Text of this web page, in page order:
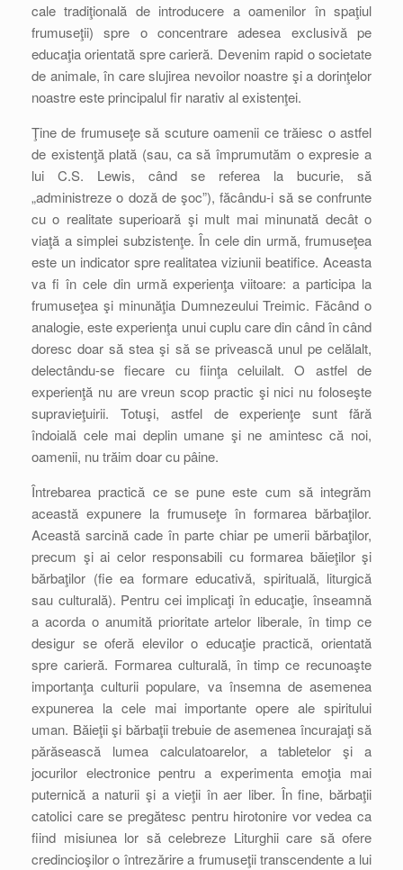
cale tradiţională de introducere a oamenilor în spaţiul
frumuseţii) spre o concentrare adesea exclusivă pe
educaţia orientată spre carieră. Devenim rapid o societate
de animale, în care slujirea nevoilor noastre şi a dorinţelor
noastre este principalul fir narativ al existenţei.
Ţine de frumuseţe să scuture oamenii ce trăiesc o astfel
de existenţă plată (sau, ca să împrumutăm o expresie a
lui C.S. Lewis, când se referea la bucurie, să
„administreze o doză de şoc”), făcându-i să se confrunte
cu o realitate superioară şi mult mai minunată decât o
viaţă a simplei subzistenţe. În cele din urmă, frumuseţea
este un indicator spre realitatea viziunii beatifice. Aceasta
va fi în cele din urmă experienţa viitoare: a participa la
frumuseţea şi minunăţia Dumnezeului Treimic. Făcând o
analogie, este experienţa unui cuplu care din când în când
doresc doar să stea şi să se privească unul pe celălalt,
delectându-se fiecare cu fiinţa celuilalt. O astfel de
experienţă nu are vreun scop practic şi nici nu foloseşte
supravieţuirii. Totuşi, astfel de experienţe sunt fără
îndoială cele mai deplin umane şi ne amintesc că noi,
oamenii, nu trăim doar cu pâine.
Întrebarea practică ce se pune este cum să integrăm
această expunere la frumuseţe în formarea bărbaţilor.
Această sarcină cade în parte chiar pe umerii bărbaţilor,
precum şi ai celor responsabili cu formarea băieţilor şi
bărbaţilor (fie ea formare educativă, spirituală, liturgică
sau culturală). Pentru cei implicaţi în educaţie, înseamnă
a acorda o anumită prioritate artelor liberale, în timp ce
desigur se oferă elevilor o educaţie practică, orientată
spre carieră. Formarea culturală, în timp ce recunoaşte
importanţa culturii populare, va însemna de asemenea
expunerea la cele mai importante opere ale spiritului
uman. Băieţii şi bărbaţii trebuie de asemenea încurajaţi să
părăsească lumea calculatoarelor, a tabletelor şi a
jocurilor electronice pentru a experimenta emoţia mai
puternică a naturii şi a vieţii în aer liber. În fine, bărbaţii
catolici care se pregătesc pentru hirotonire vor vedea ca
fiind misiunea lor să celebreze Liturghii care să ofere
credincioşilor o întrezărire a frumuseţii transcendente a lui